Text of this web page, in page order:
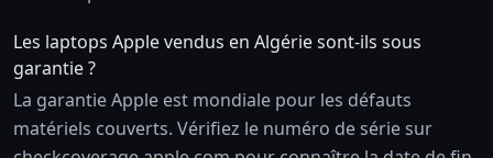
Les laptops Apple vendus en Algérie sont-ils sous
garantie ?
La garantie Apple est mondiale pour les défauts
matériels couverts. Vérifiez le numéro de série sur